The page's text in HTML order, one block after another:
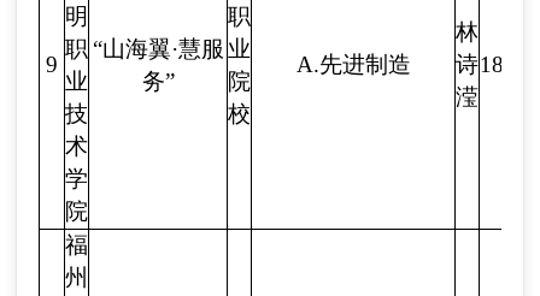
9
明
职
业
技
术
学
院
“山海翼·慧服
务”
职
业
院
校
A.先进制造
林
诗
滢
福
州